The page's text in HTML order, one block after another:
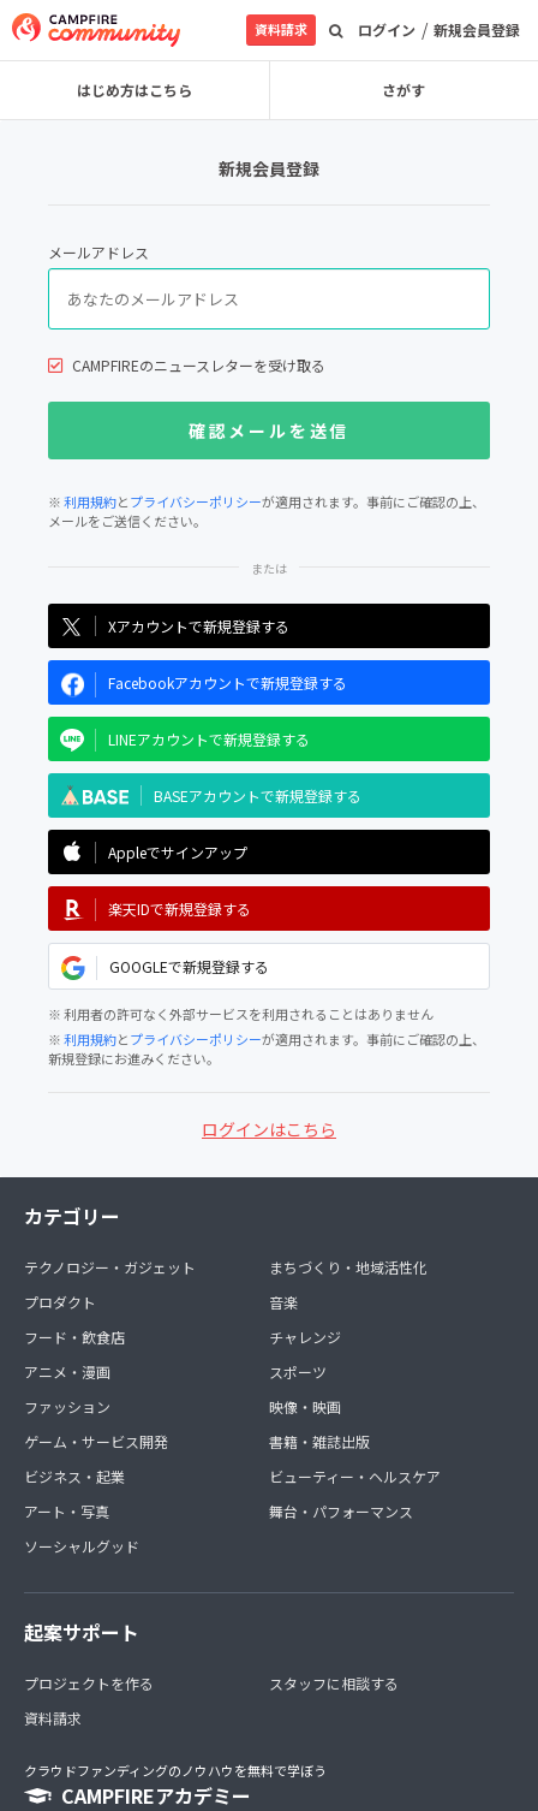
ログイン / 新規会員登録
資料請求
はじめ方はこちら さがす
新規会員登録
メールアドレス
CAMPFIREのニュースレターを受け取る
※利用規約とプライバシーポリシーが適用されます。事前にご確認の上、
メールをご送信ください。
Xアカウントで新規登録する
Facebookアカウントで新規登録する
LINEアカウントで新規登録する
BASEアカウントで新規登録する
Appleでサインアップ
楽天IDで新規登録する
GOOGLEで新規登録する
※ 利用者の許可なく外部サービスを利用されることはありません
※利用規約とプライバシーポリシーが適用されます。事前にご確認の上、
新規登録にお進みください。
ログインはこちら
カテゴリー
テクノロジー・ガジェット
プロダクト
フード・飲食店
アニメ・漫画
ファッション
ゲーム・サービス開発
ビジネス・起業
アート・写真
ソーシャルグッド
まちづくり・地域活性化
音楽
チャレンジ
スポーツ
映像・映画
書籍・雑誌出版
ビューティー・ヘルスケア
舞台・パフォーマンス
起案サポート
プロジェクトを作る
資料請求
スタッフに相談する
クラウドファンディングのノウハウを無料で学ぼう
CAMPFIREアカデミー